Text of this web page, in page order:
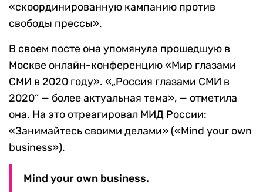
«скоординированную кампанию против
свободы прессы».
В своем посте она упомянула прошедшую в
Москве онлайн-конференцию «Мир глазами
СМИ в 2020 году». «„Россия глазами СМИ в
2020“ — более актуальная тема», — отметила
она. На это отреагировал МИД России:
«Занимайтесь своими делами» («Mind your own
business»).
Mind your own business.